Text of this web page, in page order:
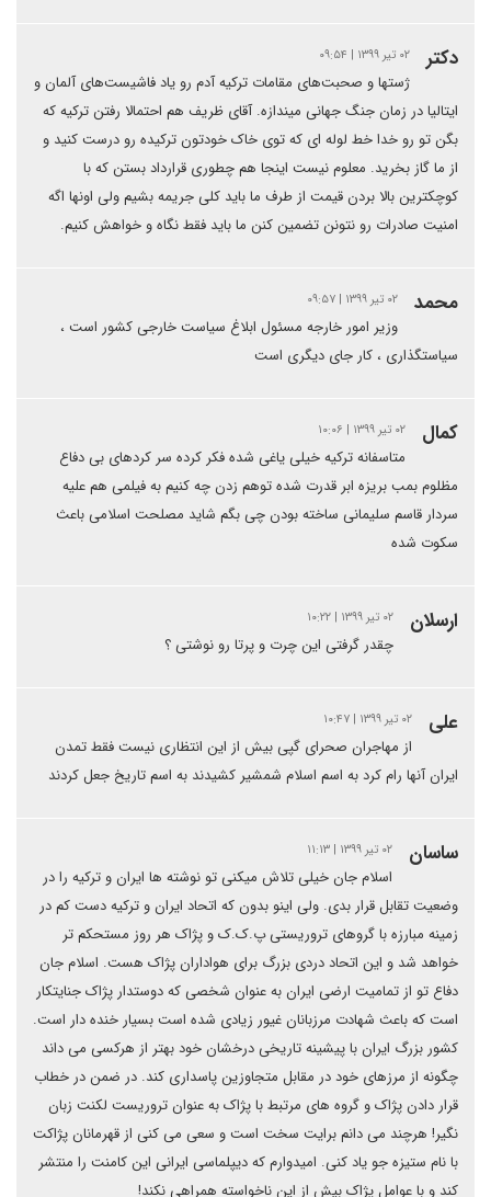
دکتر ۰۲ تیر ۱۳۹۹ | ۰۹:۵۴
ژستها و صحبت‌های مقامات ترکیه آدم رو یاد فاشیست‌های آلمان و
ایتالیا در زمان جنگ جهانی میندازه. آقای ظریف هم احتمالا رفتن ترکیه که
بگن تو رو خدا خط لوله ای که توی خاک خودتون ترکیده رو درست کنید و
از ما گاز بخرید. معلوم نیست اینجا هم چطوری قرارداد بستن که با
کوچکترین بالا بردن قیمت از طرف ما باید کلی جریمه بشیم ولی اونها اگه
امنیت صادرات رو نتونن تضمین کنن ما باید فقط نگاه و خواهش کنیم.
محمد ۰۲ تیر ۱۳۹۹ | ۰۹:۵۷
وزیر امور خارجه مسئول ابلاغ سیاست خارجی کشور است ،
سیاستگذاری ، کار جای دیگری است
کمال ۰۲ تیر ۱۳۹۹ | ۱۰:۰۶
متاسفانه ترکیه خیلی یاغی شده فکر کرده سر کردهای بی دفاع
مظلوم بمب بریزه ابر قدرت شده توهم زدن چه کنیم به فیلمی هم علیه
سردار قاسم سلیمانی ساخته بودن چی بگم شاید مصلحت اسلامی باعث
سکوت شده
ارسلان ۰۲ تیر ۱۳۹۹ | ۱۰:۲۲
چقدر گرفتی این چرت و پرتا رو نوشتی ؟
علی ۰۲ تیر ۱۳۹۹ | ۱۰:۴۷
از مهاجران صحرای گپی بیش از این انتظاری نیست فقط تمدن
ایران آنها رام کرد به اسم اسلام شمشیر کشیدند به اسم تاریخ جعل کردند
ساسان ۰۲ تیر ۱۳۹۹ | ۱۱:۱۳
اسلام جان خیلی تلاش میکنی تو نوشته ها ایران و ترکیه را در
وضعیت تقابل قرار بدی. ولی اینو بدون که اتحاد ایران و ترکیه دست کم در
زمینه مبارزه با گروهای تروریستی پ.ک.ک و پژاک هر روز مستحکم تر
خواهد شد و این اتحاد دردی بزرگ برای هواداران پژاک هست. اسلام جان
دفاع تو از تمامیت ارضی ایران به عنوان شخصی که دوستدار پژاک جنایتکار
است که باعث شهادت مرزبانان غیور زیادی شده است بسیار خنده دار است.
کشور بزرگ ایران با پیشینه تاریخی درخشان خود بهتر از هرکسی می داند
چگونه از مرزهای خود در مقابل متجاوزین پاسداری کند. در ضمن در خطاب
قرار دادن پژاک و گروه های مرتبط با پژاک به عنوان تروریست لکنت زبان
نگیر! هرچند می دانم برایت سخت است و سعی می کنی از قهرمانان پژاکت
با نام ستیزه جو یاد کنی. امیدوارم که دیپلماسی ایرانی این کامنت را منتشر
کند و با عوامل پژاک بیش از این ناخواسته همراهی نکند!